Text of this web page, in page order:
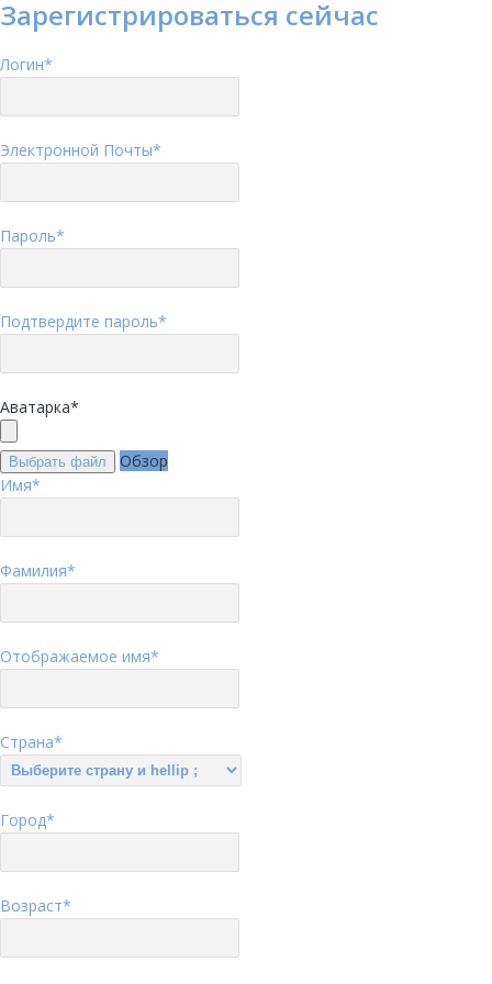
Зарегистрироваться сейчас
Логин*
Электронной Почты*
Пароль*
Подтвердите пароль*
Аватарка*
Выбрать файл
Обзор
Имя*
Фамилия*
Отображаемое имя*
Страна*
Город*
Возраст*